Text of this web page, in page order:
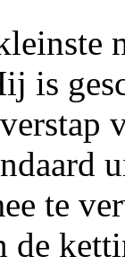
is
te
de